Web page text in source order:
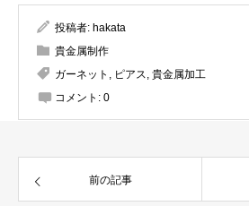
投稿者: hakata
貴金属制作
ガーネット , ピアス, 貴金属加工
コメント: 0
前の記事